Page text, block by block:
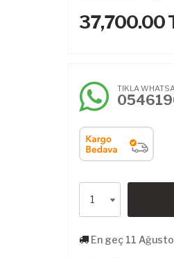
37,700.00
TIKLA
En geç 11